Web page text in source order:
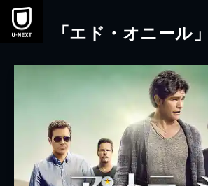
本文へスキップ
「エド・オニール